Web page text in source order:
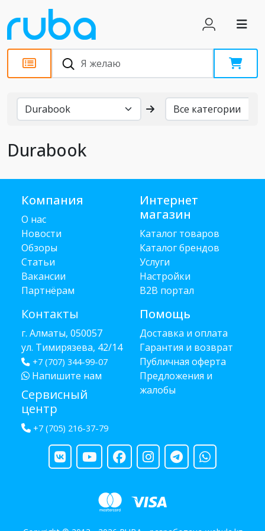
Бренды
Durabook
Компания
О нас
Новости
Обзоры
Статьи
Вакансии
Партнёрам
Контакты
г. Алматы, 050057
ул. Тимирязева, 42/14
+7 (707) 344-99-07
Напишите нам
Сервисный
центр
+7 (705) 216-37-79
Интернет
магазин
Каталог товаров
Каталог брендов
Услуги
Настройки
B2B портал
Помощь
Доставка и оплата
Гарантия и возврат
Публичная оферта
Предложения и
жалобы